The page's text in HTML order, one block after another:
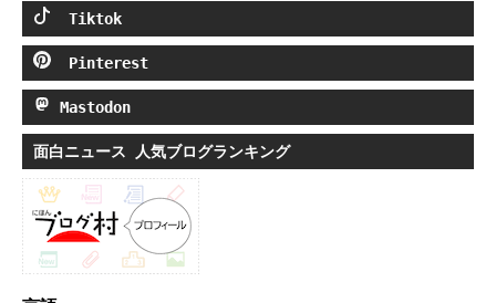
Tiktok
Pinterest
Mastodon
面白ニュース 人気ブログランキング